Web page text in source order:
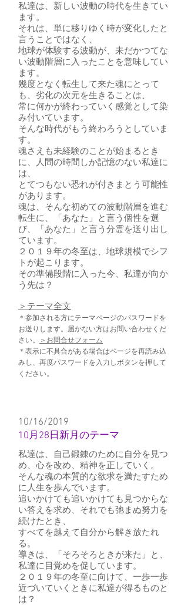
私達は、新しい波動の時代を生きてい
ます。
それは、単に移りゆく時が変化したと
言うことではなく、
地球が体験する波動が、未だかつてな
い波動階層に入ったことを意味してい
ます。
幾度となく転生して来た魂にとって
も、劣化の次元を生きることは、
常に何かが終わっていく感覚として染
み付いています。
そんな時代がもう終わろうとしていま
す。
魂さえも未経験のことが始まるとき
に、人間の時間しか記憶のない私達に
は、
とてつもない恐れが付きまとう可能性
があります。
魂は、そんな初めての波動階層を進む
転生に、「あなた」と言う個性を選
び、「あなた」と言う分霊を送り出し
ています。
２０１９年の冬至は、地球規模でシフ
トが起こります。
その準備段階に入った今、私達が向か
う先は？
​＞テーマ全文
＊参加される方にテーマページのパスワードを
お送りします。届かない方はお問い合わせくだ
さい。
＞お問合せフォーム
＊表示に不具合がある場合はページを再読み込
みし、再度パスワードを入力しボタンを押して
ください。
10/16/2019
10月28日新月のテーマ
私達は、自己鍛錬のために自分を見つ
め、心を改め、精神を正していく。
そんな魂の本質的な欲求を満たすため
に人生を歩んでいます。
追いかけても追いかけても見つからな
い答えを求め、それでも弛まぬ努力を
続けたとき、
すべてを越えて自分から解き放たれ
る。
導きは、「そろそろときが来た」と、
私達に目覚めを促しています。
２０１９年の冬至に向けて、一歩一歩
近づいていくときに私達が得るものと
は？